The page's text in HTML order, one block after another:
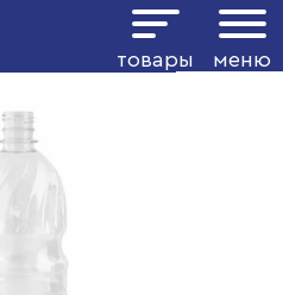
товары меню